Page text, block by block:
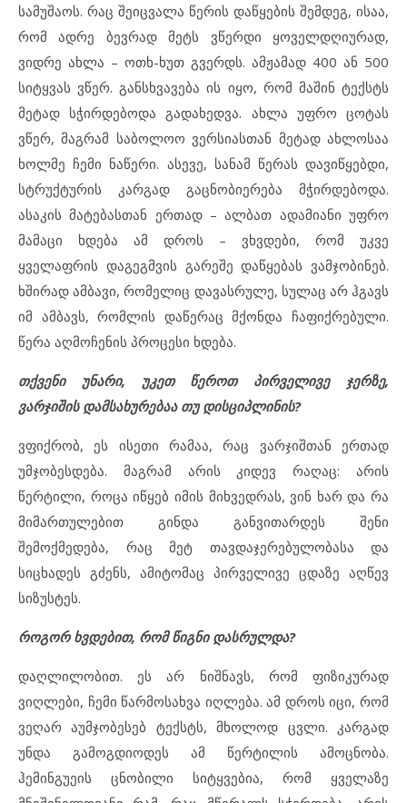
სამუშაოს. რაც შეიცვალა წერის დაწყების შემდეგ, ისაა,
რომ ადრე ბევრად მეტს ვწერდი ყოველდღიურად,
ვიდრე ახლა – ოთხ-ხუთ გვერდს. ამჟამად 400 ან 500
სიტყვას ვწერ. განსხვავება ის იყო, რომ მაშინ ტექსტს
მეტად სჭირდებოდა გადახედვა. ახლა უფრო ცოტას
ვწერ, მაგრამ საბოლოო ვერსიასთან მეტად ახლოსაა
ხოლმე ჩემი ნაწერი. ასევე, სანამ წერას დავიწყებდი,
სტრუქტურის კარგად გაცნობიერება მჭირდებოდა.
ასაკის მატებასთან ერთად – ალბათ ადამიანი უფრო
მამაცი ხდება ამ დროს – ვხვდები, რომ უკვე
ყველაფრის დაგეგმვის გარეშე დაწყებას ვამჯობინებ.
ხშირად ამბავი, რომელიც დავასრულე, სულაც არ ჰგავს
იმ ამბავს, რომლის დაწერაც მქონდა ჩაფიქრებული.
წერა აღმოჩენის პროცესი ხდება.
თქვენი უნარი, უკეთ წეროთ პირველივე ჯერზე,
ვარჯიშის დამსახურებაა თუ დისციპლინის?
ვფიქრობ, ეს ისეთი რამაა, რაც ვარჯიშთან ერთად
უმჯობესდება. მაგრამ არის კიდევ რაღაც: არის
წერტილი, როცა იწყებ იმის მიხვედრას, ვინ ხარ და რა
მიმართულებით გინდა განვითარდეს შენი
შემოქმედება, რაც მეტ თავდაჯერებულობასა და
სიცხადეს გძენს, ამიტომაც პირველივე ცდაზე აღწევ
სიზუსტეს.
როგორ ხვდებით, რომ წიგნი დასრულდა?
დაღლილობით. ეს არ ნიშნავს, რომ ფიზიკურად
ვიღლები, ჩემი წარმოსახვა იღლება. ამ დროს იცი, რომ
ვეღარ აუმჯობესებ ტექსტს, მხოლოდ ცვლი. კარგად
უნდა გამოგდიოდეს ამ წერტილის ამოცნობა.
ჰემინგუეის ცნობილი სიტყვებია, რომ ყველაზე